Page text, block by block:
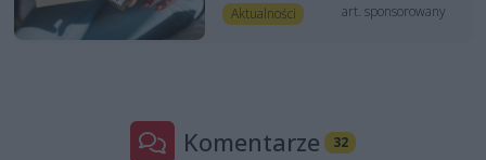
Aktualności art. sponsorowany
Komentarze 32